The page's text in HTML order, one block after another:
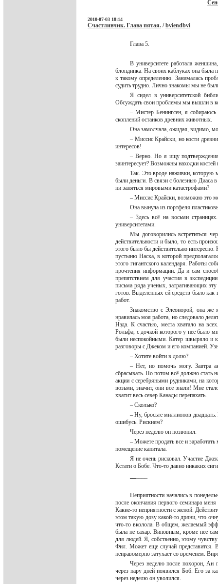
2010-07-03 18:14
Счастливчик. Глава пятая. /bviendbvi
Глава 5.
В университете работала
блондинка. На своих каблуках она была
к такому определению. Занималась
судить трудно. Лично знакомы мы не
Я сидел в университетской
Обсуждать свои проблемы мы вышли в
– Мистер Бенингсен, я собираюсь
скоплений останков древних животных.
Она замолчала, ожидая, видимо,
– Миссис Крайски, но кости
интересов!
– Верно. Но я ищу
заинтересует? Возможны находки
Так. Это вроде наживки, которую
были деньги. В связи с болезнью
ни заняться мировыми катастрофами?
– Миссис Крайски, возможно это
Она вынула из портфеля
– Здесь всё на восьми
университетами.
Мы договорились встретиться
действительности и было, то есть
этого было бы действительно
пустыню Наска, в которой
этого гигантского календаря. Работы
прочтения информации. Да и сам
препятствием для участия в
письма ряда ученых, затрагивающих
готов. Выделенных ей средств было
работ.
Знакомство с Элеонорой, она
нравилась моя работа, но следовало
Нэда. К счастью, места хватало на
Рольфа, с дочкой которого у нее было
были неспокойными. Катер швыряло и
разговоры с Джеком и его компанией.
– Хотите войти в долю?
– Нет, но помочь могу. Завтра
сбрасывать. Но потом всё должно стать
акции с серебряными рудниками, на
возьми, значит, они все знали! Мне
хватит весь север Канады перепахать.
– Сколько?
– Ну, бросьте миллионов
ошибусь. Рискнем?
Через неделю он позвонил.
– Можете продать все и
помещение капитала.
Я не очень рисковал. Участие
Кстати о Бобе. Что-то давно никаких
Неприятности начались в
после окончания первого семинара
Какие-то неприятности с женой.
этом такую дозу какой-то дряни, что
что-то вколола. В общем, желаемый
была не сахар. Виновным, кроме нее
для людей. Я, собственно, этому
Фил. Может еще случай представится.
неправомерно затухает со временем.
Через неделю после похорон, Ан
через пару дней появился Боб. Его за
через неделю он уволился.